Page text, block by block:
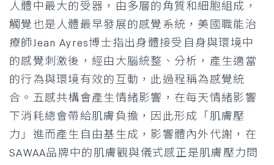
人體中最大的受器，由多層的角質和細胞組成，
觸覺也是人體最早發展的感覺系統，美國職能治
療師Jean Ayres博士指出身體接受自身與環境中
的感覺刺激後，經由大腦統整、分析，產生適當
的行為與環境有效的互動，此過程稱為感覺統
合。五感共構會產生情緒影響，在每天情緒影響
下消耗總會帶給肌膚負擔，因此形成「肌膚壓
力」進而產生自由基生成，影響體內外代謝，在
SAWAA品牌中的肌膚觀與儀式感正是肌膚壓力問